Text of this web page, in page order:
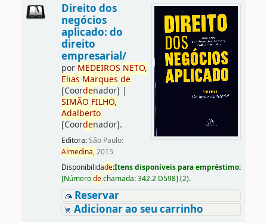
Direito dos
negócios
aplicado: do
direito
empresarial/
por MEDEIROS NETO,
Elias Marques de
[Coordenador] |
SIMÃO FILHO,
Adalberto
[Coordenador].
Editora:São Paulo:
Almedina,2015
Disponibilidade:Itens disponíveis para empréstimo:
[Númerodechamada:342.2 D598] (2).
Reservar
Adicionar ao seu carrinho